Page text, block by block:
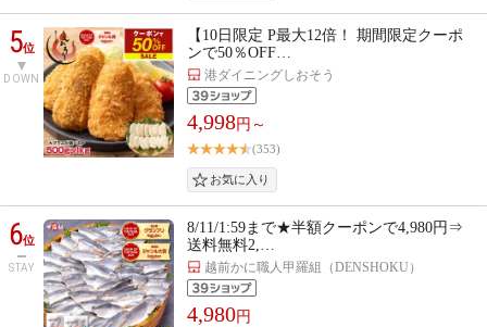
5位
DOWN
【10日限定 P最大12倍！ 期間限定クーポ
ンで50％OFF…
港ダイニングしおそう
4,998円～
(353)
6位
STAY
8/11/1:59まで★半額クーポンで4,980円⇒
送料無料2,…
越前かに職人甲羅組（DENSHOKU）
4,980円